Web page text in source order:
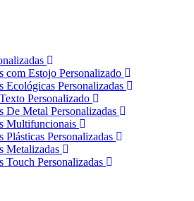
com Estojo Personalizado
Ecológicas Personalizadas
Personalizado
De Metal Personalizadas
Multifuncionais
Plásticas Personalizadas
Metalizadas
Touch Personalizadas